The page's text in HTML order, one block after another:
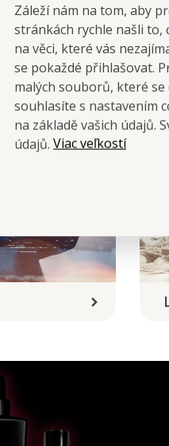
Záleží nám na tom, aby
stránkách rychle našli to,
na věci, které vás
se pokaždé přihlašovat.
malých souborů, které
souhlasíte s nastavením
na základě vašich údajů.
údajů.Viac veľkostí